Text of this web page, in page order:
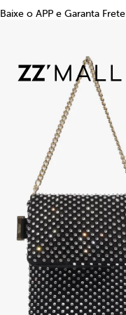
Baixe o APP e Garanta Frete